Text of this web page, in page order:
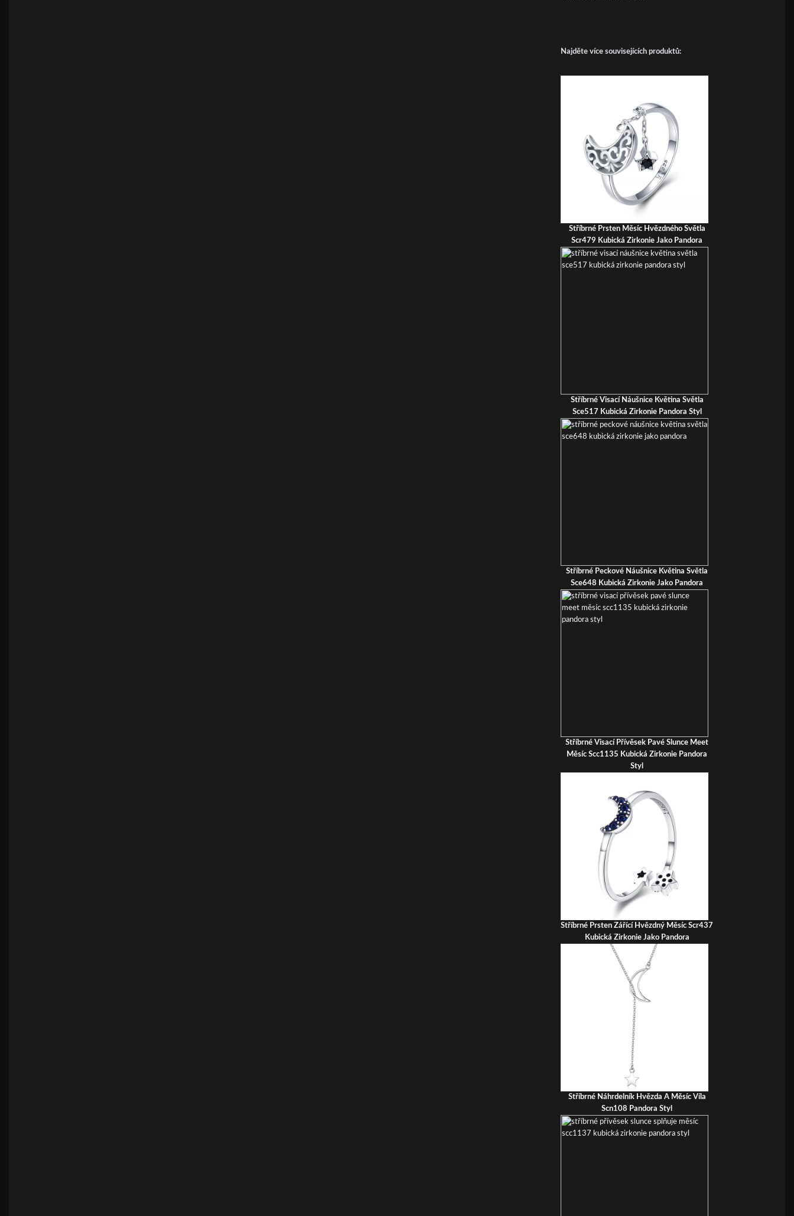
Najděte více souvisejících produktů:
Stříbrné Prsten Měsíc Hvězdného Světla
Scr479 Kubická Zirkonie Jako Pandora
Stříbrné Visací Náušnice Květina Světla
Sce517 Kubická Zirkonie Pandora Styl
Stříbrné Peckové Náušnice Květina Světla
Sce648 Kubická Zirkonie Jako Pandora
Stříbrné Visací Přívěsek Pavé Slunce Meet
Měsíc Scc1135 Kubická Zirkonie Pandora
Styl
Stříbrné Prsten Zářící Hvězdný Měsíc Scr437
Kubická Zirkonie Jako Pandora
Stříbrné Náhrdelník Hvězda A Měsíc Víla
Scn108 Pandora Styl